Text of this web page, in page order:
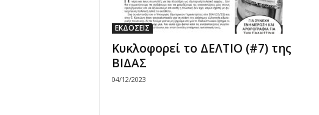
ΕΚΔΟΣΕΙΣ
Κυκλοφορεί το ΔΕΛΤΙΟ (#7) της
ΒΙΔΑΣ
04/12/2023